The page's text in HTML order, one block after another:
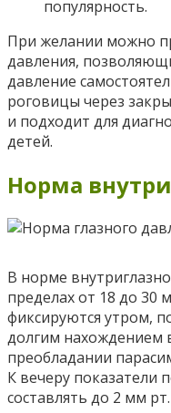
популярность.
При желании можно
давления,
давление
роговицы через
и подходит для
детей.
Норма
В норме
пределах от 18 до
фиксируются утром,
долгим нахождением
преобладании
К вечеру показатели
составлять до 2 мм рт.